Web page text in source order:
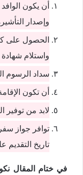
أن يكون
وإصدار
الحصول على
واستلام
سداد الرسوم
أن تكون
لابد من توفير
توافر جواز
تاريخ التقديم
في ختام المقال